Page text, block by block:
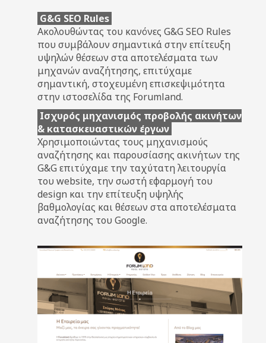
G&G SEO Rules
Ακολουθώντας του κανόνες G&G SEO Rules
που συμβάλουν σημαντικά στην επίτευξη
υψηλών θέσεων στα αποτελέσματα των
μηχανών αναζήτησης, επιτύχαμε
σημαντική, στοχευμένη επισκεψιμότητα
στην ιστοσελίδα της Forumland.
Ισχυρός μηχανισμός προβολής ακινήτων
& κατασκευαστικών έργων
Χρησιμοποιώντας τους μηχανισμούς
αναζήτησης και παρουσίασης ακινήτων της
G&G επιτύχαμε την ταχύτατη λειτουργία
του website, την σωστή εφαρμογή του
design και την επίτευξη υψηλής
βαθμολογίας και θέσεων στα αποτελέσματα
αναζήτησης του Google.